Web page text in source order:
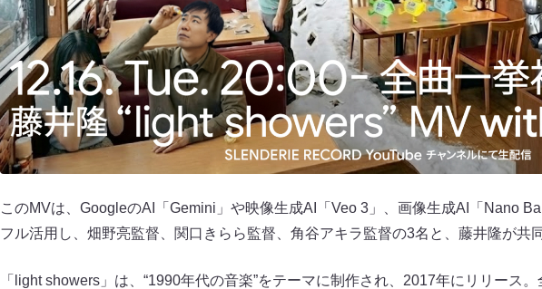
このMVは、GoogleのAI「Gemini」や映像生成AI「Veo 3」、画像生成AI「Nano
フル活用し、畑野亮監督、関口きらら監督、角谷アキラ監督の3名と、藤井隆が共同
「light showers」は、“1990年代の音楽”をテーマに制作され、2017年にリリース